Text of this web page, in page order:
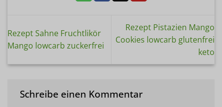
Rezept Sahne Fruchtlikör
Mango lowcarb zuckerfrei
Rezept Pistazien Mango
Cookies lowcarb glutenfrei
keto
Schreibe einen Kommentar